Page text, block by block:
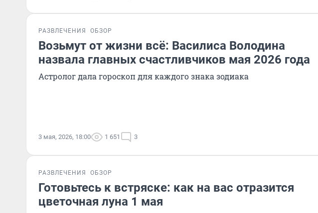
РАЗВЛЕЧЕНИЯ ОБЗОР
Возьмут от жизни всё: Василиса Володина
назвала главных счастливчиков мая 2026 года
Астролог дала гороскоп для каждого знака зодиака
3 мая, 2026, 18:00 1 651 3
РАЗВЛЕЧЕНИЯ ОБЗОР
Готовьтесь к встряске: как на вас отразится
цветочная луна 1 мая